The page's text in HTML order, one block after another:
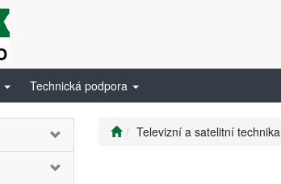
Technická podpora
Televizní a satelitní technika